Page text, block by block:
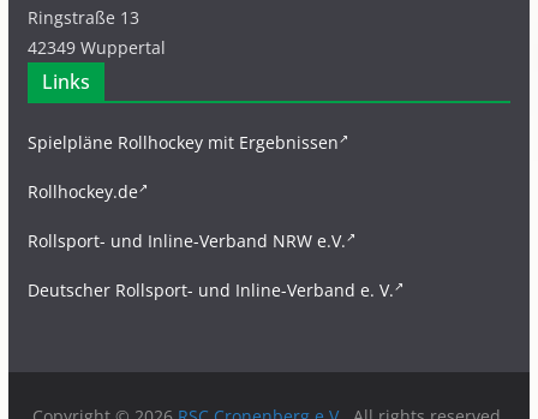
Ringstraße 13
42349 Wuppertal
Links
Spielpläne Rollhockey mit Ergebnissen
Rollhockey.de
Rollsport- und Inline-Verband NRW e.V.
Deutscher Rollsport- und Inline-Verband e. V.